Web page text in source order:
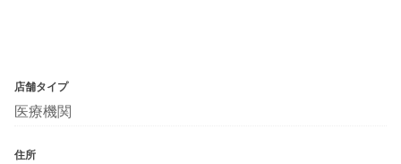
店舗タイプ
医療機関
住所